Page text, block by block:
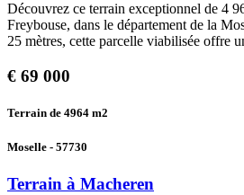
Découvrez ce terrain exceptionnel de 4
Freybouse, dans le département de la
25 mètres, cette parcelle viabilisée offre
€ 69 000
Terrain de 4964 m2
Moselle - 57730
Terrain à Macheren